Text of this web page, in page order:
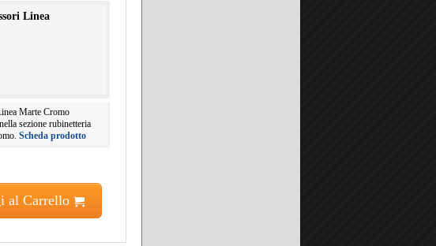
Linea
Marte Cromo
sezione rubinetteria
Scheda prodotto
al Carrello